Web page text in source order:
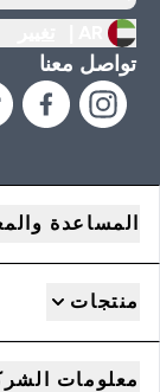
تواصل معنا
المساعدة
منتجات
معلومات